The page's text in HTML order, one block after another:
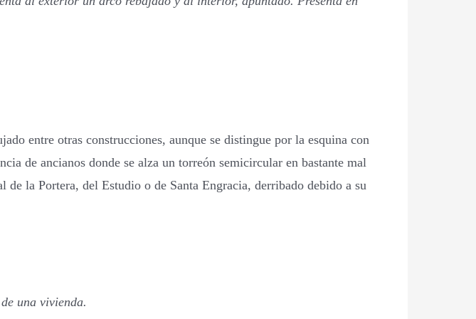
entre otras construcciones, aunque se distingue por la esquina con
de ancianos donde se alza un torreón semicircular en bastante mal
la Portera, del Estudio o de Santa Engracia, derribado debido a su
una vivienda.